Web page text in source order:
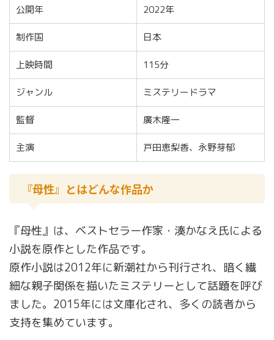
公開年 2022年
制作国 日本
上映時間 115分
ジャンル ミステリードラマ
監督 廣木隆一
主演 戸田恵梨香、永野芽郁
『母性』とはどんな作品か
『母性』は、ベストセラー作家・湊かなえ氏による
小説を原作とした作品です。
原作小説は2012年に新潮社から刊行され、暗く繊
細な親子関係を描いたミステリーとして話題を呼び
ました。2015年には文庫化され、多くの読者から
支持を集めています。